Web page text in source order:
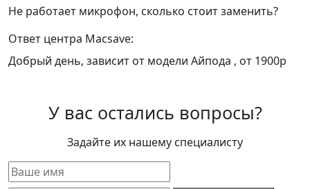
Не работает микрофон, сколько стоит заменить?
Ответ центра Macsave:
Добрый день, зависит от модели Айпода , от 1900р
У вас остались вопросы?
Задайте их нашему специалисту